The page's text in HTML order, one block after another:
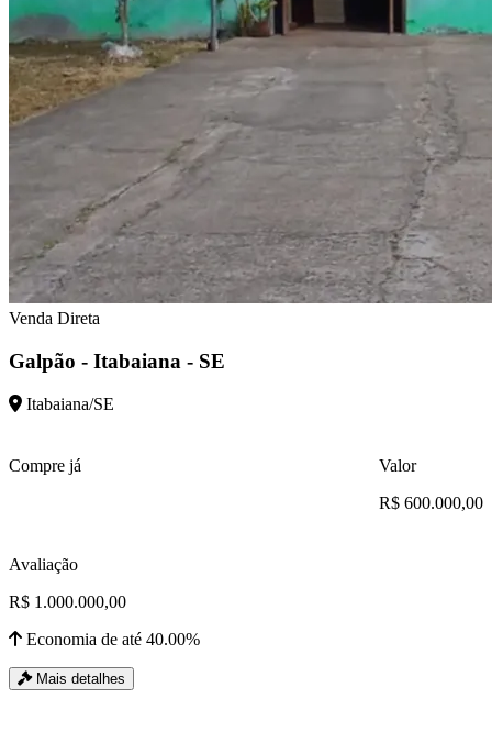
Venda Direta
Galpão - Itabaiana - SE
Itabaiana/SE
Compre já
Valor
R$ 600.000,00
Avaliação
R$ 1.000.000,00
Economia de até 40.00%
Mais detalhes